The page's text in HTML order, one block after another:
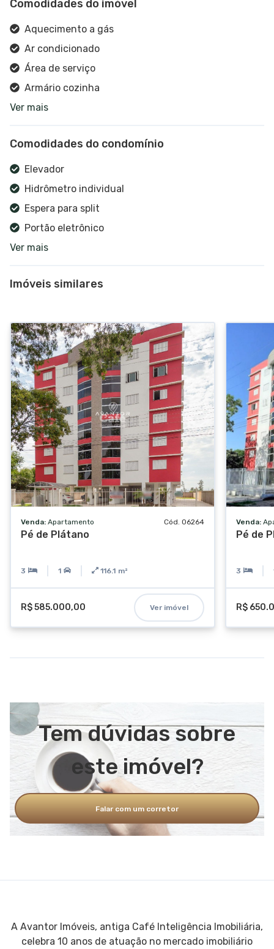
Comodidades do imóvel
Aquecimento a gás
Ar condicionado
Área de serviço
Armário cozinha
Armário embutido
Churrasqueira
Cozinha
Espaço gourmet
Espera para split
Estar social
Ver mais
Comodidades do condomínio
Elevador
Hidrômetro individual
Espera para split
Portão eletrônico
Alarme
Churrasqueira coletiva
Salão de festas
Área verde
Gás central
Ver mais
Imóveis similares
Venda: Apartamento Cód. 06264
Pé de Plátano
3 1 116.1 m²
R$ 585.000,00 Ver imóvel
Venda:
Pé de
3
R$
Tem dúvidas sobre
este imóvel?
Falar com um corretor
A Avantor Imóveis, antiga Café Inteligência Imobiliária,
celebra 10 anos de atuação no mercado imobiliário